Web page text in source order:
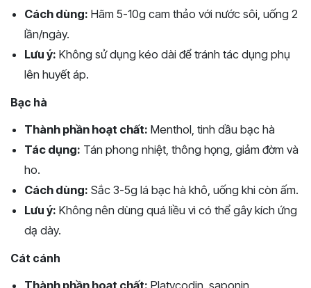
Cách dùng: Hãm 5-10g cam thảo với nước sôi, uống 2
lần/ngày.
Lưu ý: Không sử dụng kéo dài để tránh tác dụng phụ
lên huyết áp.
Bạc hà
Thành phần hoạt chất: Menthol, tinh dầu bạc hà
Tác dụng: Tán phong nhiệt, thông họng, giảm đờm và
ho.
Cách dùng: Sắc 3-5g lá bạc hà khô, uống khi còn ấm.
Lưu ý: Không nên dùng quá liều vì có thể gây kích ứng
dạ dày.
Cát cánh